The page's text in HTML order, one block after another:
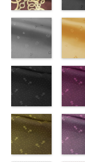
ラージサイ
Macolina、
NUDE、
pinkywolman
ラージ
NUDE、
DOLCELABY、
JEANNE、
LUNAMARY、
LUNAMARY
ラージサイ
Macolina、
NUDE、
pinkywolman
レオ
100％
6000
http://www.anys.co.jp/wp-
55-c.jpg
KKP1092-55-
グレー
オパード柄
100％
DOLCELABY
6000
http://
137-
137-D
チェ
リエス
100％
6000
ラウン
(KKP21090-
145-B/UN)
http://www.anys.co.jp/wp-
145-b.jpg
KKP2090-
145-B
ブラウ
チェーン
テル100％
DOLCELABY
6000
55/LT)
http://
AK203-
ラック
キュプラ
100％
6000
(AK203-
31/LT)
http://www.anys.co.jp/wp-
content/uploads/2013/05/
AK203-31 グ
レー 花柄 キ
ュプラ100％
DOLCELABY、
29/LT)
http://
AK203-
レンジ
キュプラ
100％
ラック
(AK201-
55/LT)
http://www.anys.co.jp/
ンク
53/LT)
http://